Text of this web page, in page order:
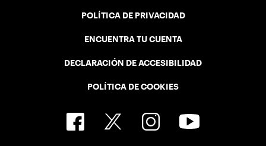
POLÍTICA DE PRIVACIDAD
ENCUENTRA TU CUENTA
DECLARACIÓN DE ACCESIBILIDAD
POLÍTICA DE COOKIES